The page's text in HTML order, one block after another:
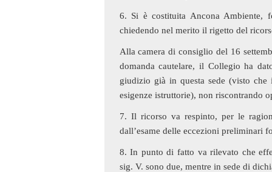
6. Si è costituita Ancona Ambiente,
chiedendo nel merito il rigetto del
Alla camera di consiglio del 16
domanda cautelare, il Collegio ha
giudizio già in questa sede (visto
esigenze istruttorie), non riscontrando
7. Il ricorso va respinto, per le
dall’esame delle eccezioni preliminari
8. In punto di fatto va rilevato che
sig. V. sono due, mentre in sede di